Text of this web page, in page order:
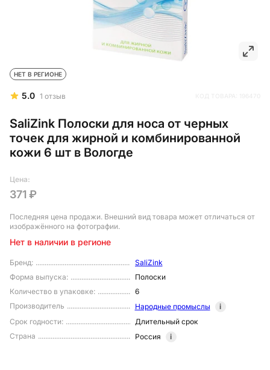
5.0 1 отзыв
SaliZink Полоски для носа от черных
точек для жирной и комбинированной
кожи 6 шт в Вологде
НЕТ В РЕГИОНЕ
Бренд:
SaliZink
Форма выпуска:
Полоски
Количество в упаковке:
6
Производитель
Народные промыслы
i
Срок годности:
Длительный срок
Страна
Россия i
Цена:
371 ₽
Последняя цена продажи. Внешний вид товара может отличаться от
изображённого на фотографии.
Нет в наличии в регионе